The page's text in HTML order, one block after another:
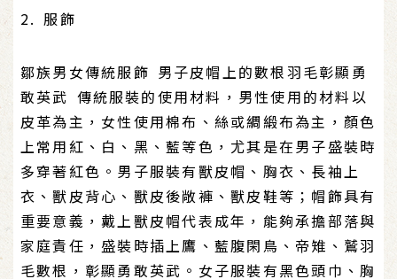
2. 服飾
鄒族男女傳統服飾 男子皮帽上的數根羽毛彰顯勇
敢英武 傳統服裝的使用材料，男性使用的材料以
皮革為主，女性使用棉布、絲或綢緞布為主，顏色
上常用紅、白、黑、藍等色，尤其是在男子盛裝時
多穿著紅色。男子服裝有獸皮帽、胸衣、長袖上
衣、獸皮背心、獸皮後敞褲、獸皮鞋等；帽飾具有
重要意義，戴上獸皮帽代表成年，能夠承擔部落與
家庭責任，盛裝時插上鷹、藍腹閑鳥、帝雉、鷲羽
毛數根，彰顯勇敢英武。女子服裝有黑色頭巾、胸